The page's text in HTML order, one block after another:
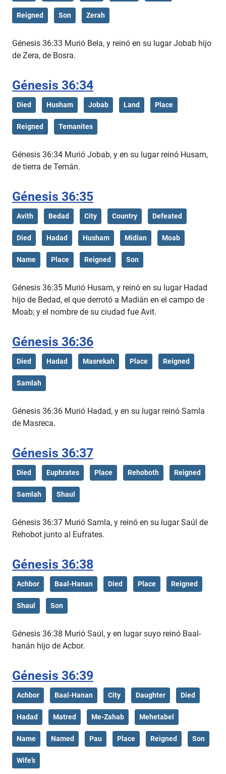
Reigned Son Zerah
Génesis 36:33 Murió Bela, y reinó en su lugar Jobab hijo
de Zera, de Bosra.
Génesis 36:34
Died Husham Jobab Land Place
Reigned Temanites
Génesis 36:34 Murió Jobab, y en su lugar reinó Husam,
de tierra de Temán.
Génesis 36:35
Avith Bedad City Country Defeated
Died Hadad Husham Midian Moab
Name Place Reigned Son
Génesis 36:35 Murió Husam, y reinó en su lugar Hadad
hijo de Bedad, el que derrotó a Madián en el campo de
Moab; y el nombre de su ciudad fue Avit.
Génesis 36:36
Died Hadad Masrekah Place Reigned
Samlah
Génesis 36:36 Murió Hadad, y en su lugar reinó Samla
de Masreca.
Génesis 36:37
Died Euphrates Place Rehoboth Reigned
Samlah Shaul
Génesis 36:37 Murió Samla, y reinó en su lugar Saúl de
Rehobot junto al Eufrates.
Génesis 36:38
Achbor Baal-Hanan Died Place Reigned
Shaul Son
Génesis 36:38 Murió Saúl, y en lugar suyo reinó Baal-
hanán hijo de Acbor.
Génesis 36:39
Achbor Baal-Hanan City Daughter Died
Hadad Matred Me-Zahab Mehetabel
Name Named Pau Place Reigned Son
Wife’s